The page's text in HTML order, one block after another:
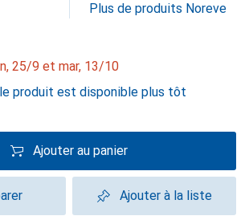
Plus de produits Noreve
25/9 et mar, 13/10
produit est disponible plus tôt
Ajouter au panier
Ajouter à la liste